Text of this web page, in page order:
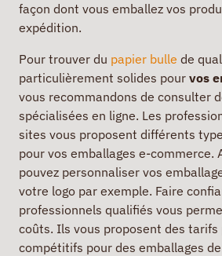
façon dont vous emballez vos
expédition.
Pour trouver du papier bulle de
particulièrement solides pour vos
vous recommandons de consulter
spécialisées en ligne. Les
sites vous proposent différents
pour vos emballages e-commerce.
pouvez personnaliser vos
votre logo par exemple. Faire
professionnels qualifiés vous
coûts. Ils vous proposent des
compétitifs pour des emballages